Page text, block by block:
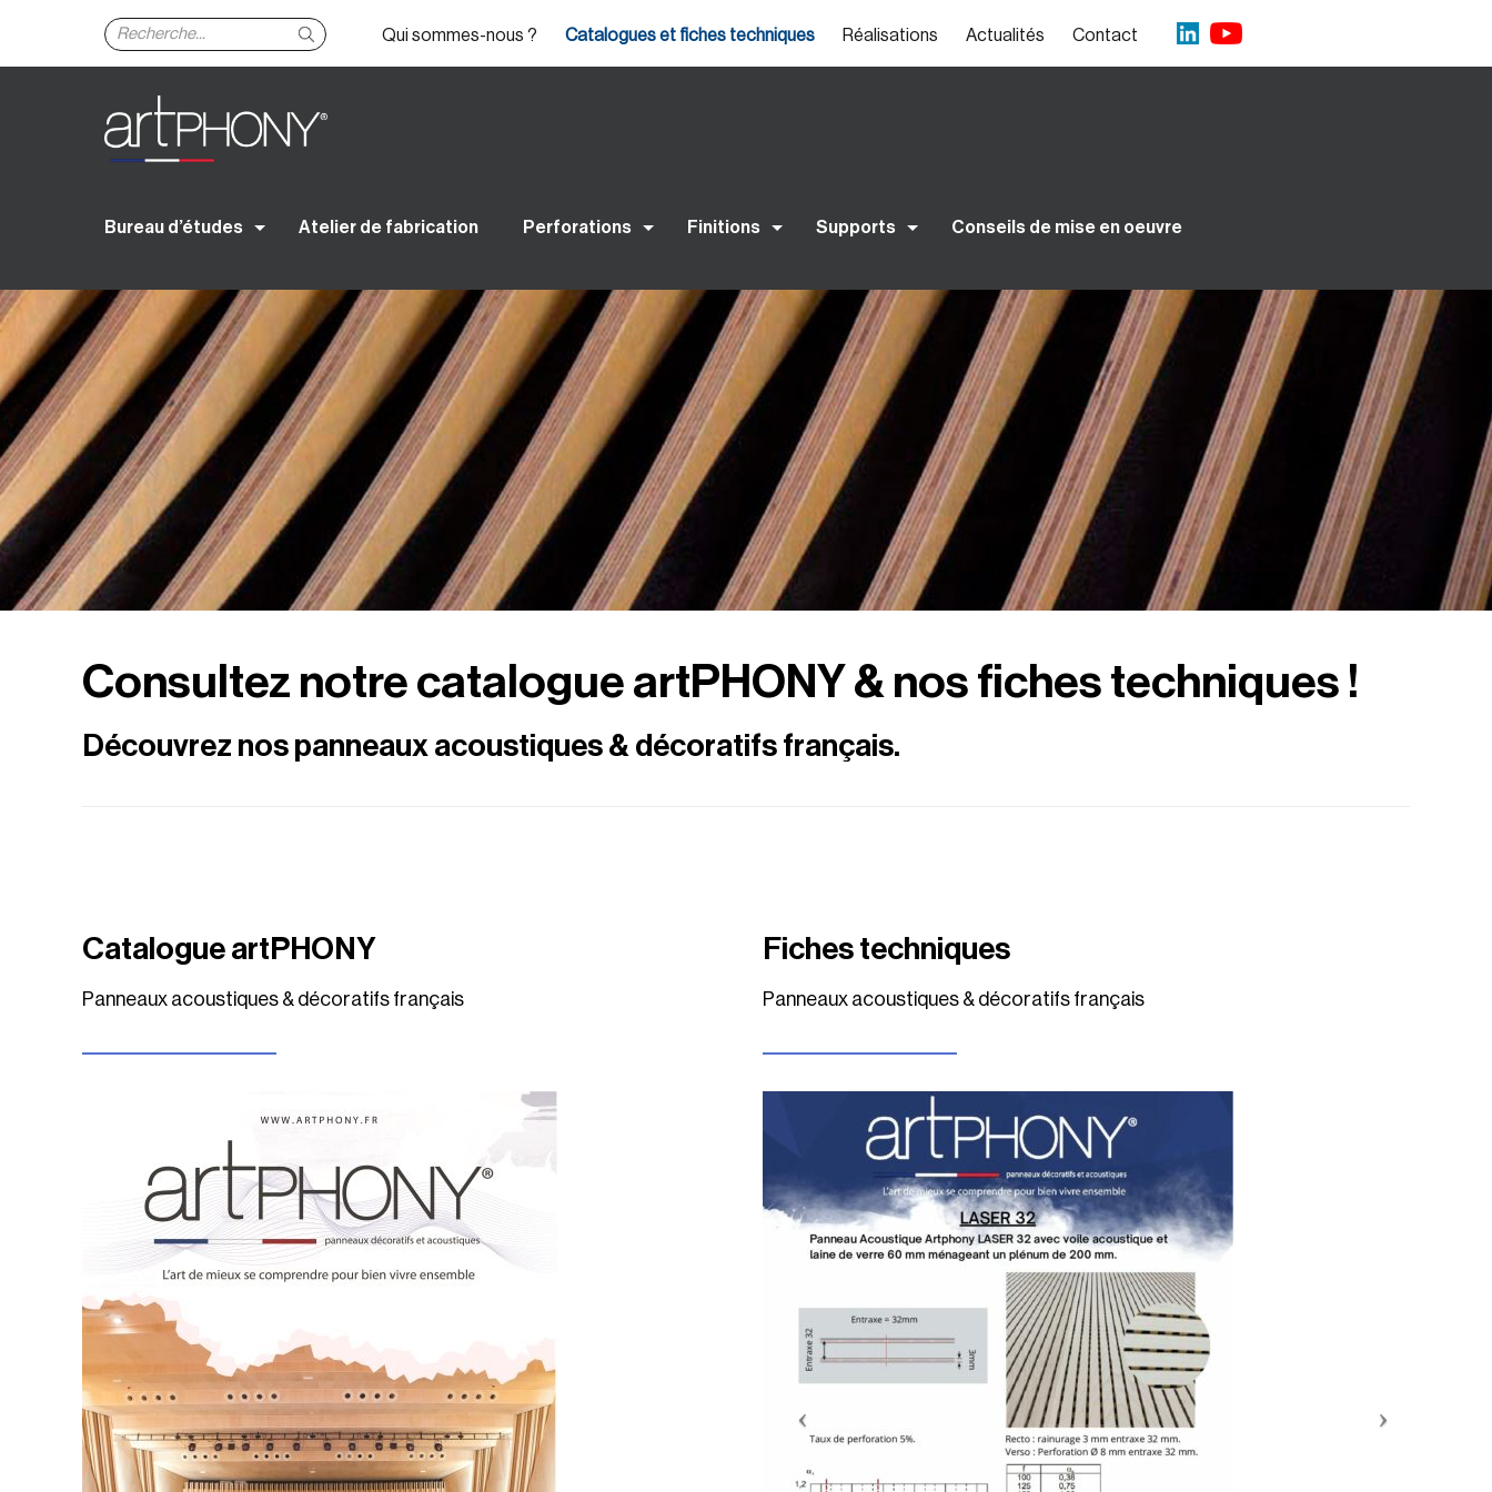
Qui sommes-nous ? Catalogues et fiches techniques Réalisations Actualités Contact
Bureau d’études Atelier de fabrication Perforations Finitions Supports Conseils de mise en oeuvre
Consultez notre catalogue artPHONY & nos fiches techniques !
Découvrez nos panneaux acoustiques & décoratifs français.
Catalogue artPHONY
Panneaux acoustiques & décoratifs français
Fiches techniques
Panneaux acoustiques & décoratifs français